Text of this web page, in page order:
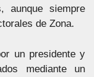
aunque siempre
de Zona.
un presidente y
mediante un